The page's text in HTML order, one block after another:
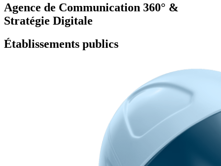
Agence de Communication 360° &
Stratégie Digitale
Établissements publics